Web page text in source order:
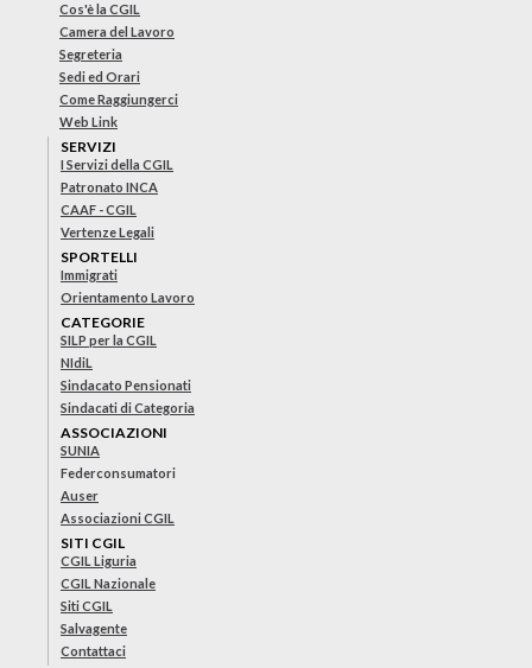
Cos'è la CGIL
Camera del Lavoro
Segreteria
Sedi ed Orari
Come Raggiungerci
Web Link
SERVIZI
I Servizi della CGIL
Patronato INCA
CAAF - CGIL
Vertenze Legali
SPORTELLI
Immigrati
Orientamento Lavoro
CATEGORIE
SILP per la CGIL
NIdiL
Sindacato Pensionati
Sindacati di Categoria
ASSOCIAZIONI
SUNIA
Federconsumatori
Auser
Associazioni CGIL
SITI CGIL
CGIL Liguria
CGIL Nazionale
Siti CGIL
Salvagente
Contattaci